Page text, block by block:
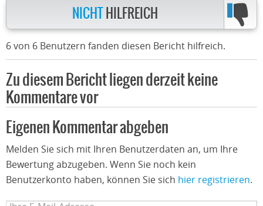
NICHT HILFREICH
6 von 6 Benutzern fanden diesen Bericht hilfreich.
Zu diesem Bericht liegen derzeit keine
Kommentare vor
Eigenen Kommentar abgeben
Melden Sie sich mit Ihren Benutzerdaten an, um Ihre
Bewertung abzugeben. Wenn Sie noch kein
Benutzerkonto haben, können Sie sich hier registrieren.